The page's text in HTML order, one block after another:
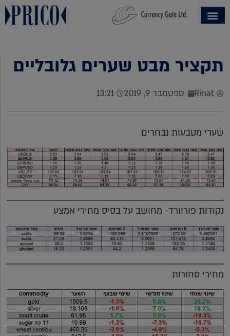
תקציר מבט שערים גלובליים
Rinat ספטמבר 9, 2019 13:21
שערי מטבעות נבחרים
נקודות פורוורד- מחושב על בסיס מחירי אמצע
מחירי סחורות